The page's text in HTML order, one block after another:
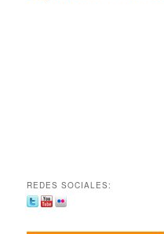
REDES SOCIALES: